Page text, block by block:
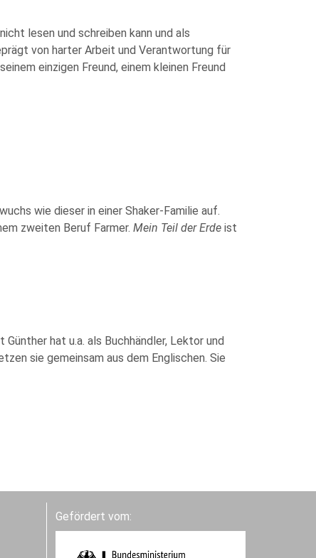
lesen und schreiben kann und als
von harter Arbeit und Verantwortung für
einzigen Freund, einem kleinen Freund
wie dieser in einer Shaker-Familie auf.
zweiten Beruf Farmer. Mein Teil der Erdeist
hat u.a. als Buchhändler, Lektor und
sie gemeinsam aus dem Englischen. Sie
Gefördert vom: